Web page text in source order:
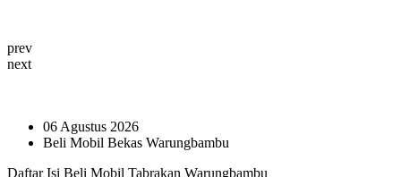
prev
next
06 Agustus 2026
Beli Mobil Bekas Warungbambu
Daftar Isi Beli Mobil Tabrakan Warungbambu